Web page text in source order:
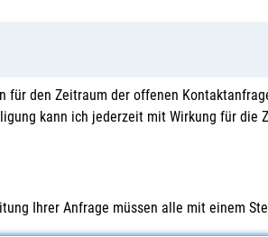
für den Zeitraum der offenen
kann ich jederzeit mit Wirkung für die
Ihrer Anfrage müssen alle mit einem